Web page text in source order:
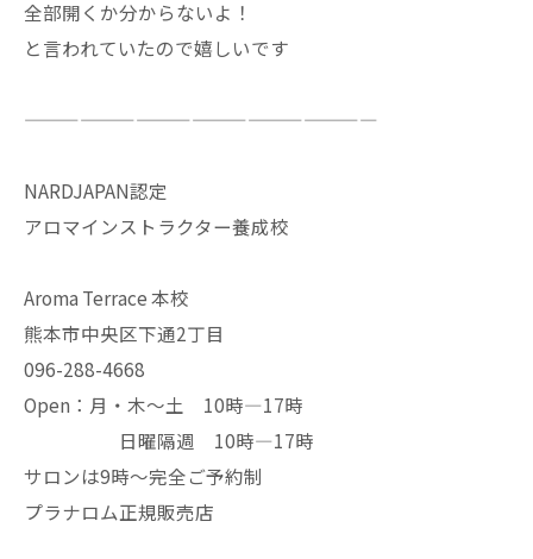
全部開くか分からないよ！
と言われていたので嬉しいです
———————————————————
NARDJAPAN認定
アロマインストラクター養成校
Aroma Terrace 本校
熊本市中央区下通2丁目
096-288-4668
Open：月・木〜土 10時—17時
日曜隔週 10時—17時
サロンは9時〜完全ご予約制
プラナロム正規販売店